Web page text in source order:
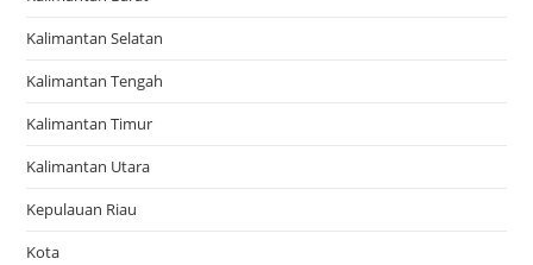
Kalimantan Selatan
Kalimantan Tengah
Kalimantan Timur
Kalimantan Utara
Kepulauan Riau
Kota